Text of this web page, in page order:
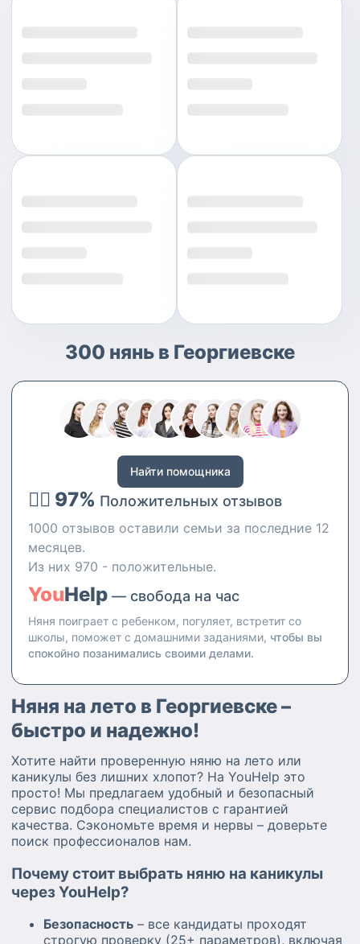
300 нянь в Георгиевске
Найти помощника
👍🏻 97% Положительных отзывов
1000 отзывов оставили семьи за последние 12
месяцев.
Из них 970 - положительные.
YouHelp — свобода на час
Няня поиграет с ребенком, погуляет, встретит со
школы, поможет с домашними заданиями, чтобы вы
спокойно позанимались своими делами.
Няня на лето в Георгиевске –
быстро и надежно!
Хотите найти проверенную няню на лето или
каникулы без лишних хлопот? На YouHelp это
просто! Мы предлагаем удобный и безопасный
сервис подбора специалистов с гарантией
качества. Сэкономьте время и нервы – доверьте
поиск профессионалов нам.
Почему стоит выбрать няню на каникулы
через YouHelp?
Безопасность – все кандидаты проходят
строгую проверку (25+ параметров), включая